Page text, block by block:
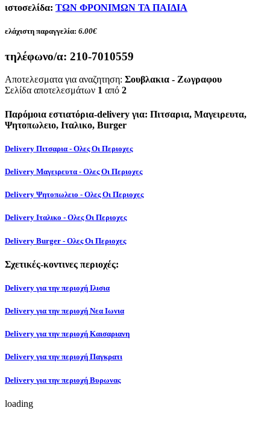
ιστοσελίδα: ΤΩΝ ΦΡΟΝΙΜΩΝ ΤΑ ΠΑΙΔΙΑ
ελάχιστη παραγγελία: 6.00€
τηλέφωνο/α: 210-7010559
Αποτελεσματα για αναζητηση: Σουβλακια - Ζωγραφου
Σελίδα αποτελεσμάτων 1 από 2
Παρόμοια εστιατόρια-delivery για: Πιτσαρια, Μαγειρευτα,
Ψητοπωλειο, Ιταλικο, Burger
Delivery Πιτσαρια - Ολες Οι Περιοχες
Delivery Μαγειρευτα - Ολες Οι Περιοχες
Delivery Ψητοπωλειο - Ολες Οι Περιοχες
Delivery Ιταλικο - Ολες Οι Περιοχες
Delivery Burger - Ολες Οι Περιοχες
Σχετικές-κοντινες περιοχές:
Delivery για την περιοχή Ιλισια
Delivery για την περιοχή Νεα Ιωνια
Delivery για την περιοχή Καισαριανη
Delivery για την περιοχή Παγκρατι
Delivery για την περιοχή Βυρωνας
loading